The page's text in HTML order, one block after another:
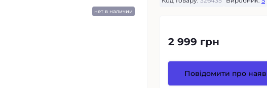
нет в наличии
2 999 грн
Повідомити про